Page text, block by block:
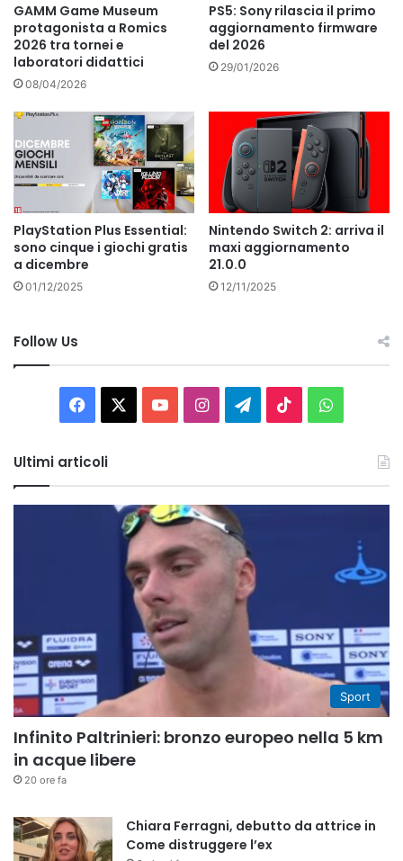
GAMM Game Museum
protagonista a Romics
2026 tra tornei e
laboratori didattici
08/04/2026
PS5: Sony rilascia il primo
aggiornamento firmware
del 2026
29/01/2026
PlayStation Plus Essential:
sono cinque i giochi gratis
a dicembre
01/12/2025
Nintendo Switch 2: arriva il
maxi aggiornamento
21.0.0
12/11/2025
Follow Us
Facebook You InstagramTelegram
TikTok
Ultimi articoli
Sport
Infinito Paltrinieri: bronzo europeo nella 5 km
in acque libere
20 ore fa
Chiara Ferragni, debutto da attrice in
Come distruggere l’ex